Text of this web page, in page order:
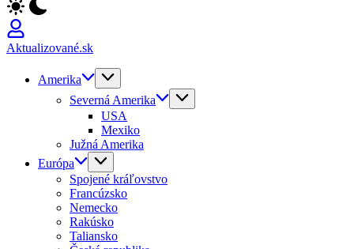
Aktualizované.sk
Amerika
Severná Amerika
USA
Mexiko
Južná Amerika
Európa
Spojené kráľovstvo
Francúzsko
Nemecko
Rakúsko
Taliansko